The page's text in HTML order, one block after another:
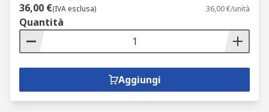
36,00 €(IVA esclusa) 36,00 €/unità
Quantità
Aggiungi